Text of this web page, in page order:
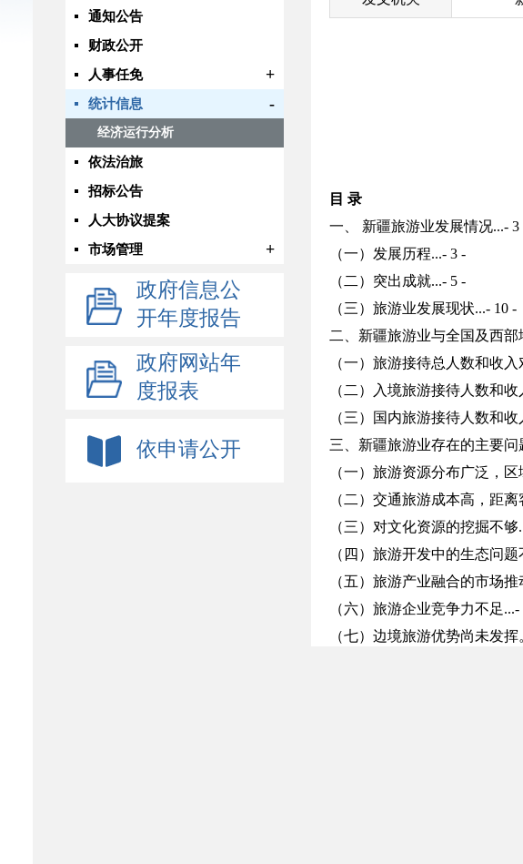
通知公告
财政公开
人事任免
+
统计信息 -
经济运行分析
依法治旅
招标公告
人大协议提案
市场管理
+
政府信息公
开年度报告
政府网站年
度报表
依申请公开
目 录
一、 新疆旅游业发展情况...- 3
（一）发展历程...- 3 -
（二）突出成就...- 5 -
（三）旅游业发展现状...- 10 -
二、新疆旅游业与全国及西部
（一）旅游接待总人数和收
（二）入境旅游接待人数和
（三）国内旅游接待人数和
三、新疆旅游业存在的主要问
（一）旅游资源分布广泛，
（二）交通旅游成本高，距
（三）对文化资源的挖掘不够
（四）旅游开发中的生态问
（五）旅游产业融合的市场
（六）旅游企业竞争力不足...-
（七）边境旅游优势尚未发挥